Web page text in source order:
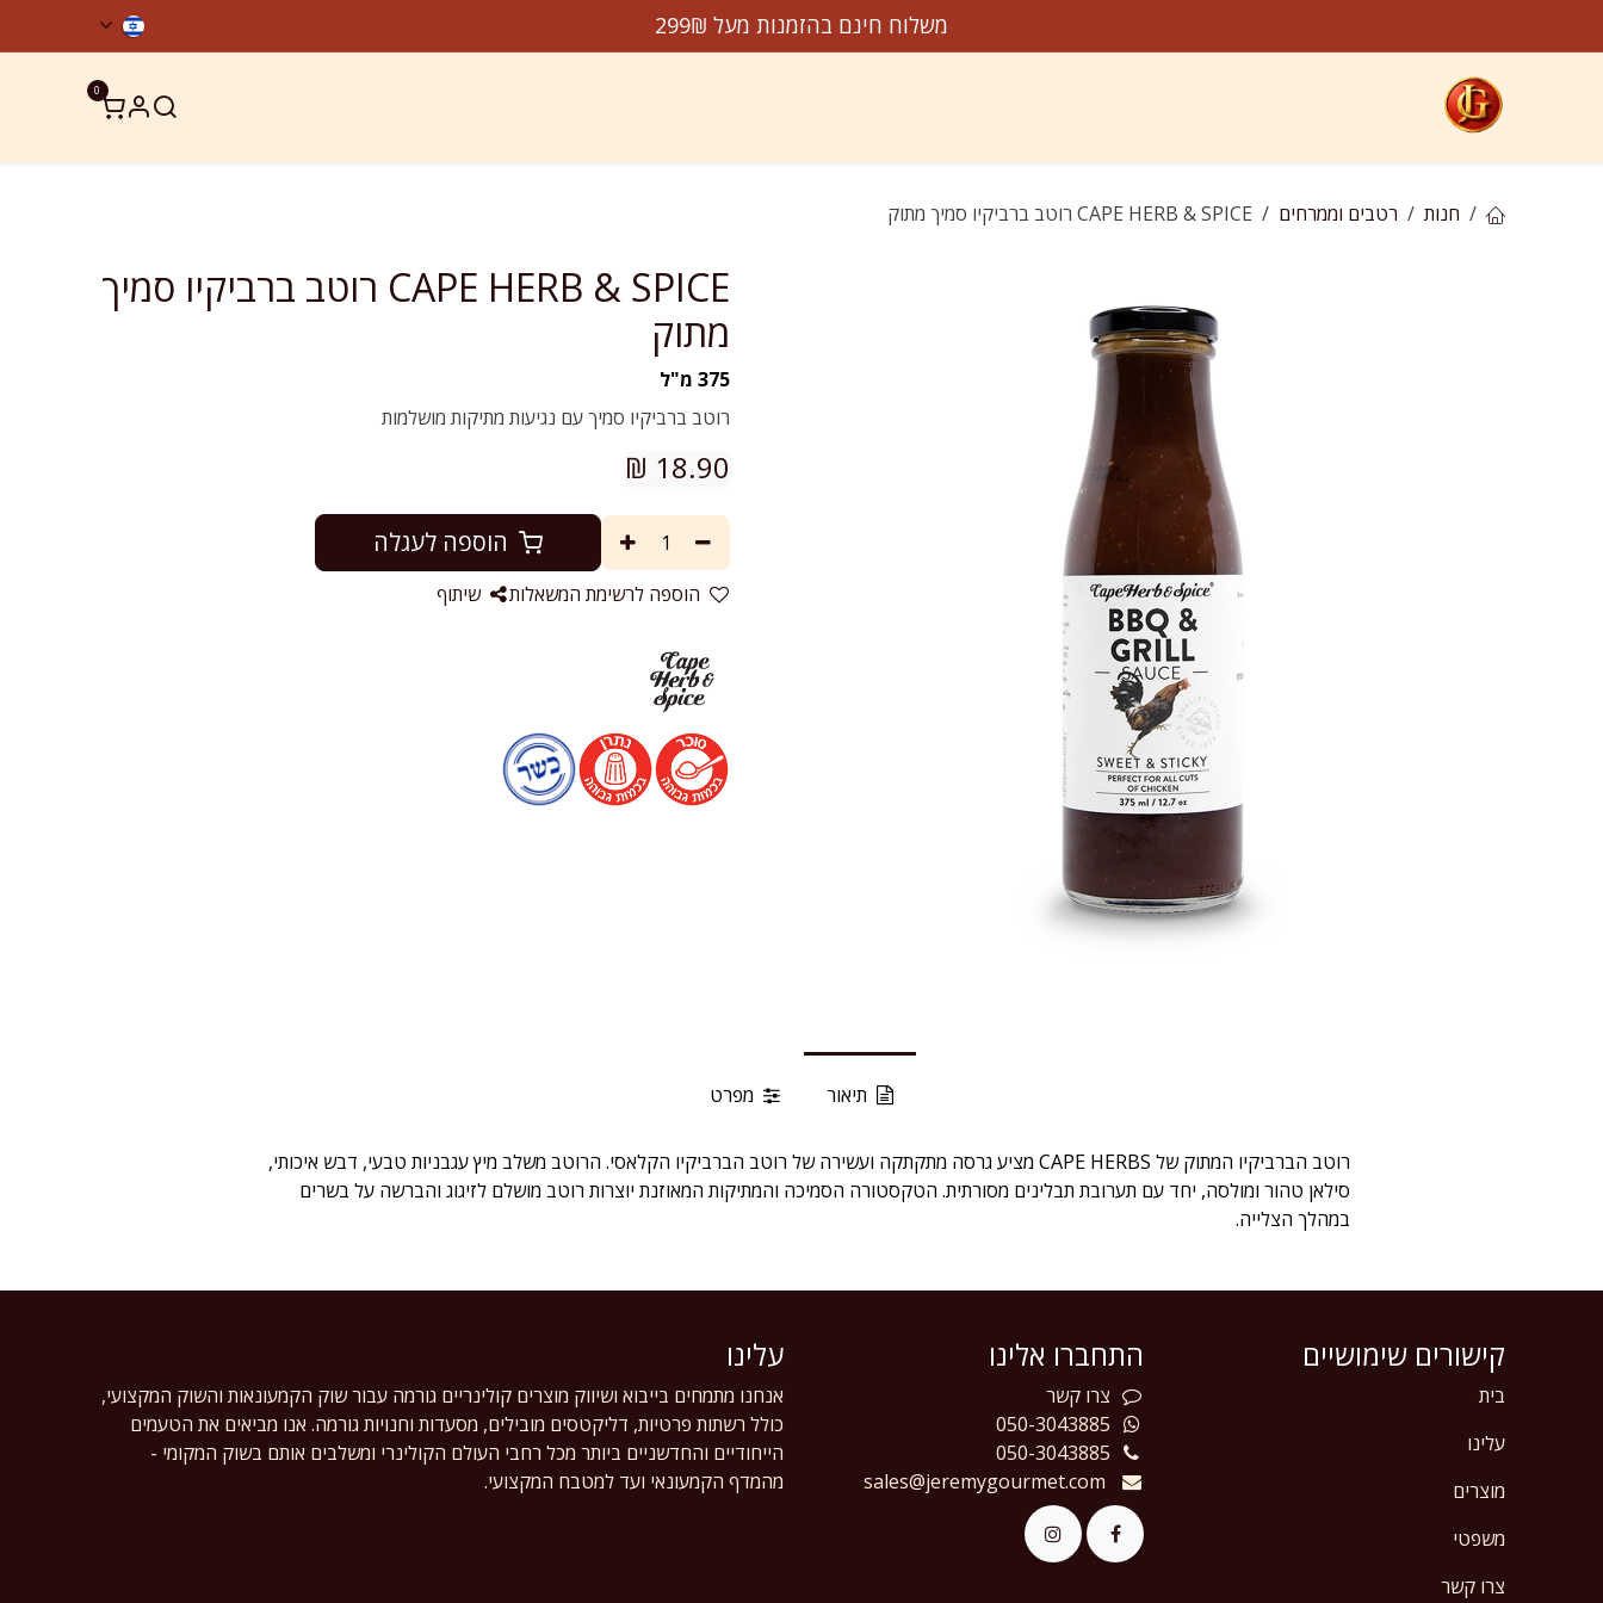
משלוח חינם בהזמנות מעל 299₪
0
חנות רטבים וממרחים CAPE HERB & SPICE רוטב ברביקיו סמיך מתוק
CAPE HERB & SPICE רוטב ברביקיו סמיך
מתוק
375 מ"ל
רוטב ברביקיו סמיך עם נגיעות מתיקות מושלמות
18.90
₪
הוספה לעגלה
הוספה לרשימת המשאלות שיתוף
תיאור מפרט
רוטב הברביקיו המתוק של CAPE HERBS מציע גרסה מתקתקה ועשירה של רוטב הברביקיו הקלאסי. הרוטב משלב מיץ עגבניות טבעי, דבש איכותי,
סילאן טהור ומולסה, יחד עם תערובת תבלינים מסורתית. הטקסטורה הסמיכה והמתיקות המאוזנת יוצרות רוטב מושלם לזיגוג והברשה על בשרים
במהלך הצלייה.
קישורים שימושיים
בית
עלינו
מוצרים
משפטי
צרו קשר
התחברו אלינו
צרו קשר
050-3043885
050-3043885
sales@jeremygourmet.com
עלינו
אנחנו מתמחים בייבוא ושיווק מוצרים קולינריים גורמה עבור שוק הקמעונאות והשוק המקצועי,
כולל רשתות פרטיות, דליקטסים מובילים, מסעדות וחנויות גורמה. אנו מביאים את הטעמים
הייחודיים והחדשניים ביותר מכל רחבי העולם הקולינרי ומשלבים אותם בשוק המקומי -
מהמדף הקמעונאי ועד למטבח המקצועי.